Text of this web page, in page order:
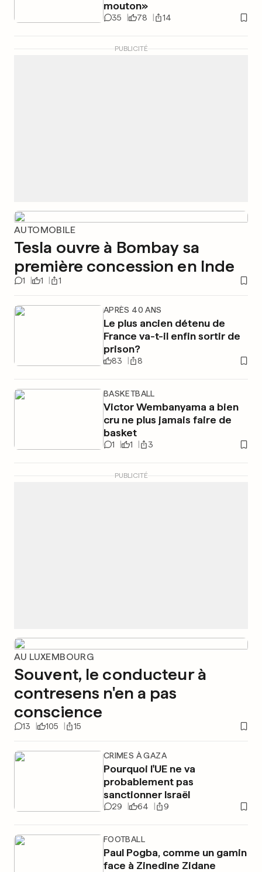
mouton»
35 78 14
PUBLICITÉ
AUTOMOBILE
Tesla ouvre à Bombay sa
première concession en Inde
1 1 1
APRÈS 40 ANS
Le plus ancien détenu de
France va-t-il enfin sortir de
prison?
83 8
BASKETBALL
Victor Wembanyama a bien
cru ne plus jamais faire de
basket
1 1 3
PUBLICITÉ
AU LUXEMBOURG
Souvent, le conducteur à
contresens n'en a pas
conscience
13 105 15
CRIMES À GAZA
Pourquoi l'UE ne va
probablement pas
sanctionner Israël
29 64 9
FOOTBALL
Paul Pogba, comme un gamin
face à Zinedine Zidane